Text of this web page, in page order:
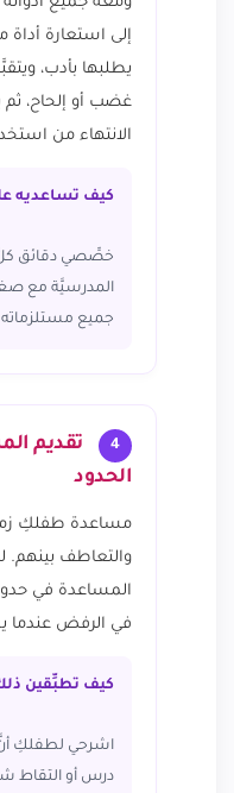
إلى استعارة أداة
يطلبها بأدب،
غضب أو إلحاح، ثم
الانتهاء من
كيف تساعديه
خصِّصي دقائق كلَّ
المدرسيَّة مع
جميع مستلزماته
4
تقديم
الحدود
مساعدة طفلكِ
والتعاطف بينهم.
المساعدة في
في الرفض عندما
كيف تطبِّقين
اشرحي لطفلكِ
درس أو التقاط